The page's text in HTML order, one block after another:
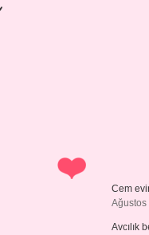
Cem
Ağustos
Avcılık